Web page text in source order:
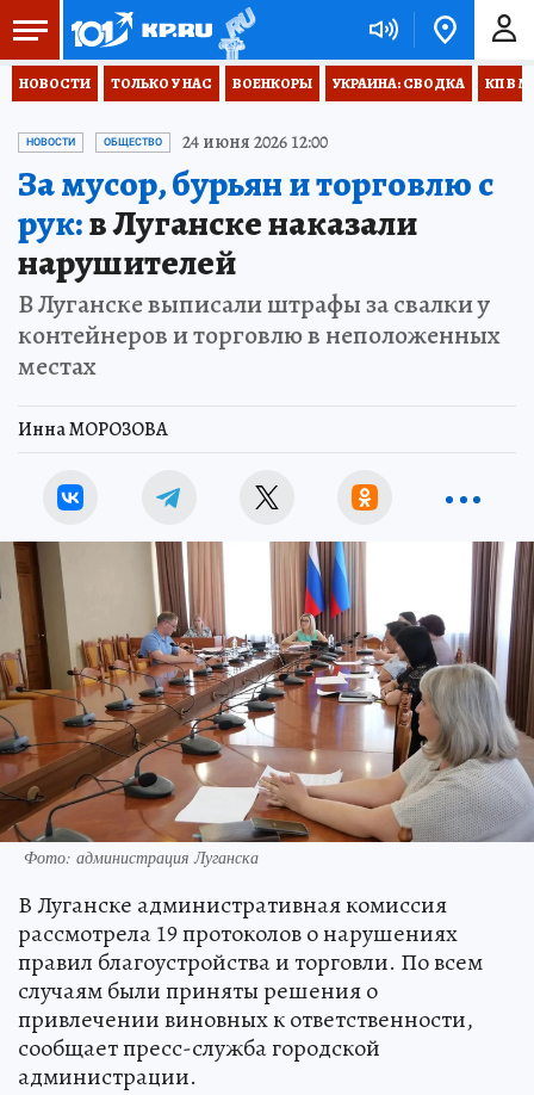
НОВОСТИ ТОЛЬКО У НАС ВОЕНКОРЫ УКРАИНА: СВОДКА КП В
НОВОСТИ ОБЩЕСТВО 24 июня 2026 12:00
За мусор, бурьян и торговлю с
рук:в Луганске наказали
нарушителей
В Луганске выписали штрафы за свалки у
контейнеров и торговлю в неположенных
местах
Инна МОРОЗОВА
Фото: администрация Луганска
В Луганске административная комиссия
рассмотрела 19 протоколов о нарушениях
правил благоустройства и торговли. По всем
случаям были приняты решения о
привлечении виновных к ответственности,
сообщает пресс-служба городской
администрации.